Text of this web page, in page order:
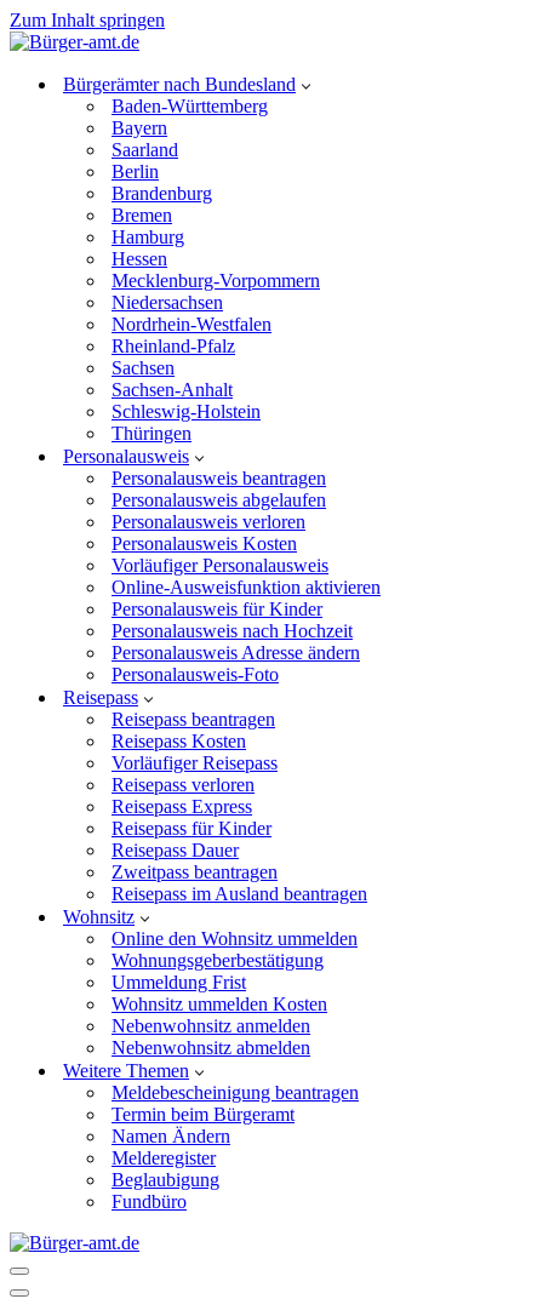
Zum Inhalt springen
Bürgerämter nach Bundesland
Baden-Württemberg
Bayern
Saarland
Berlin
Brandenburg
Bremen
Hamburg
Hessen
Mecklenburg-Vorpommern
Niedersachsen
Nordrhein-Westfalen
Rheinland-Pfalz
Sachsen
Sachsen-Anhalt
Schleswig-Holstein
Thüringen
Personalausweis
Personalausweis beantragen
Personalausweis abgelaufen
Personalausweis verloren
Personalausweis Kosten
Vorläufiger Personalausweis
Online-Ausweisfunktion aktivieren
Personalausweis für Kinder
Personalausweis nach Hochzeit
Personalausweis Adresse ändern
Personalausweis-Foto
Reisepass
Reisepass beantragen
Reisepass Kosten
Vorläufiger Reisepass
Reisepass verloren
Reisepass Express
Reisepass für Kinder
Reisepass Dauer
Zweitpass beantragen
Reisepass im Ausland beantragen
Wohnsitz
Online den Wohnsitz ummelden
Wohnungsgeberbestätigung
Ummeldung Frist
Wohnsitz ummelden Kosten
Nebenwohnsitz anmelden
Nebenwohnsitz abmelden
Weitere Themen
Meldebescheinigung beantragen
Termin beim Bürgeramt
Namen Ändern
Melderegister
Beglaubigung
Fundbüro
Navigationsmenü
Navigationsmenü